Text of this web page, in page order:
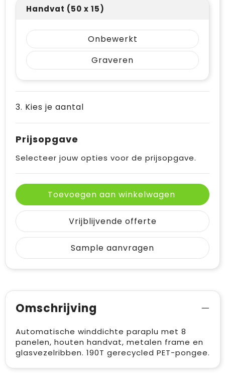
Handvat (50 x 15)
Onbewerkt
Graveren
3. Kies je aantal
Prijsopgave
Selecteer jouw opties voor de prijsopgave.
Toevoegen aan winkelwagen
Vrijblijvende offerte
Sample aanvragen
Omschrijving
Automatische winddichte paraplu met 8
panelen, houten handvat, metalen frame en
glasvezelribben. 190T gerecycled PET-pongee.